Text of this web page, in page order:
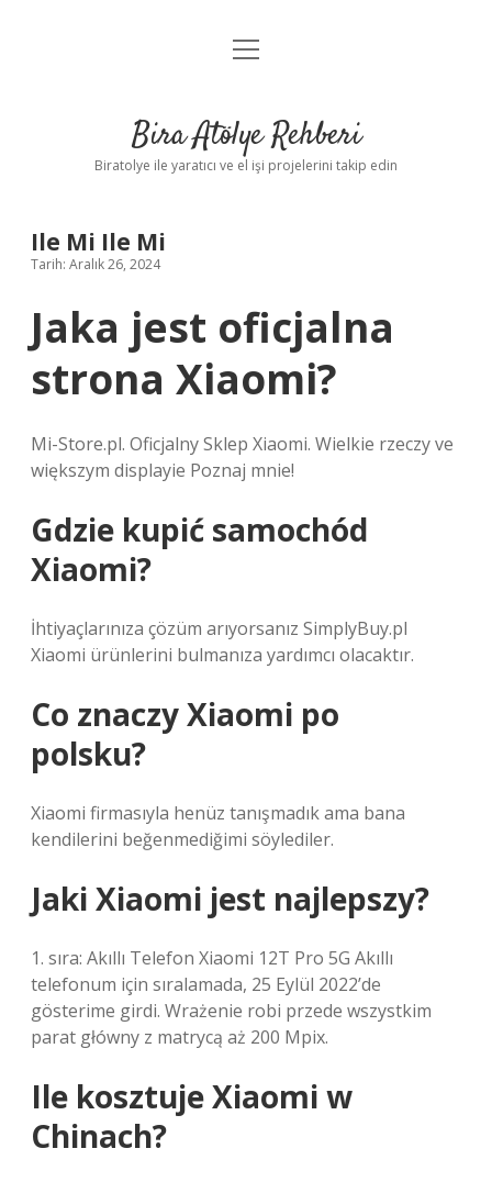
Anasayfa
Yasal Uyarı
menüyü
Bira Atölye Rehberi
Biratolye ile yaratıcı ve el işi projelerini takip edin
Ile Mi Ile Mi
Tarih: Aralık 26, 2024
Jaka jest oficjalna
strona Xiaomi?
Mi-Store.pl. Oficjalny Sklep Xiaomi. Wielkie rzeczy ve
większym displayie Poznaj mnie!
Gdzie kupić samochód
Xiaomi?
İhtiyaçlarınıza çözüm arıyorsanız SimplyBuy.pl
Xiaomi ürünlerini bulmanıza yardımcı olacaktır.
Co znaczy Xiaomi po
polsku?
Xiaomi firmasıyla henüz tanışmadık ama bana
kendilerini beğenmediğimi söylediler.
Jaki Xiaomi jest najlepszy?
1. sıra: Akıllı Telefon Xiaomi 12T Pro 5G Akıllı
telefonum için sıralamada, 25 Eylül 2022’de
gösterime girdi. Wrażenie robi przede wszystkim
parat główny z matrycą aż 200 Mpix.
Ile kosztuje Xiaomi w
Chinach?